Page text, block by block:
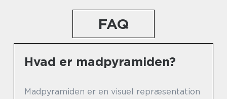
FAQ
Hvad er madpyramiden?
Madpyramiden er en visuel repræsentation